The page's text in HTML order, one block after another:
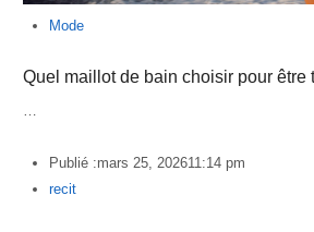
Mode
Quel maillot de bain choisir pour être
…
Publié :mars 25, 202611:14 pm
Author
recit